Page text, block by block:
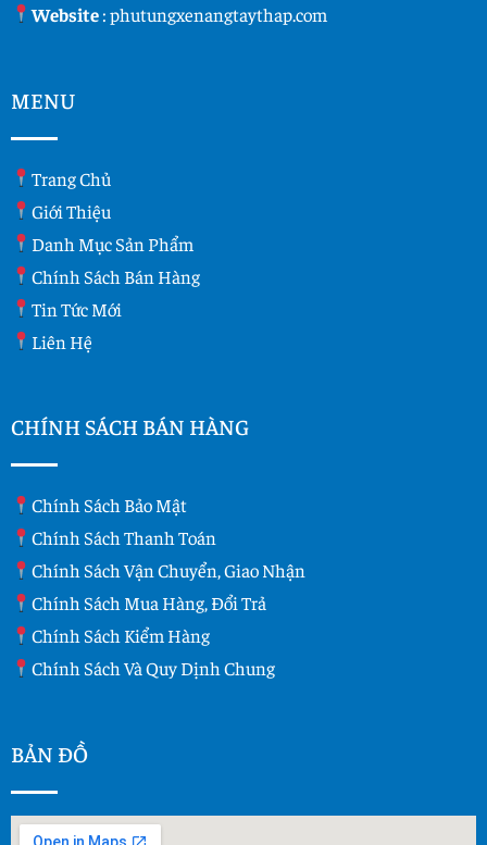
Website:phutungxenangtaythap.com
MENU
Trang Chủ
Giới Thiệu
Danh Mục Sản Phẩm
Chính Sách Bán Hàng
Tin Tức Mới
Liên Hệ
CHÍNH SÁCH BÁN HÀNG
Chính Sách Bảo Mật
Chính Sách Thanh Toán
Chính Sách Vận Chuyển, Giao Nhận
Chính Sách Mua Hàng, Đổi Trả
Chính Sách Kiểm Hàng
Chính Sách Và Quy Dịnh Chung
BẢN ĐỒ